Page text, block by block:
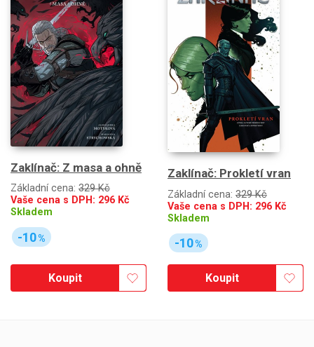
Zaklínač: Z masa a ohně
Základní cena: 329 Kč
Vaše cena s DPH: 296 Kč
Skladem
-10%
Koupit
Zaklínač: Prokletí vran
Základní cena: 329 Kč
Vaše cena s DPH: 296 Kč
Skladem
-10%
Koupit